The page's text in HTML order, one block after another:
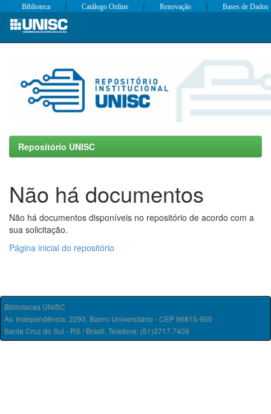
Skip
Biblioteca | Catálogo Online | Renovação | Bases de Dados
Repositório UNISC
Não há documentos
Não há documentos disponíveis no repositório de acordo com a
sua solicitação.
Página inicial do repositório
Bibliotecas UNISC
Av. Independência, 2293, Bairro Universitário - CEP 96815-900
Santa Cruz do Sul - RS / Brasil. Telefone: (51)3717.7409